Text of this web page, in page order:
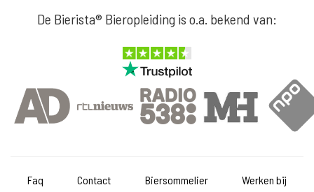
De Bierista® Bieropleiding is o.a. bekend van:
Faq Contact Biersommelier Werken bij